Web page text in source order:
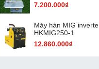
7.200.000₫
Máy hàn MIG
HKMIG250-1
12.860.000₫